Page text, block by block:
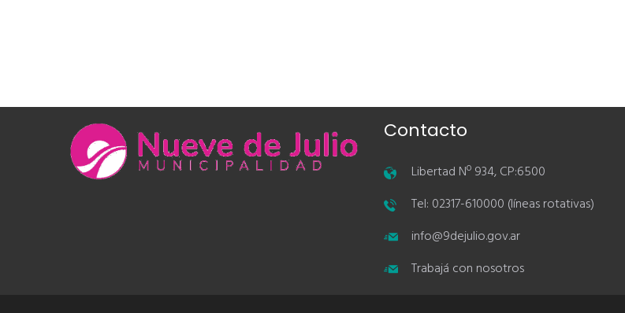
Contacto
Libertad Nº 934, CP:6500
Tel: 02317-610000 (líneas rotativas)
info@9dejulio.gov.ar
Trabajá con nosotros